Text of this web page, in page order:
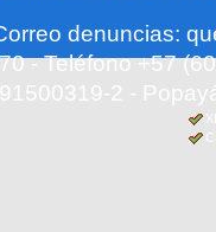
denuncias:
- Teléfono +57
2 -